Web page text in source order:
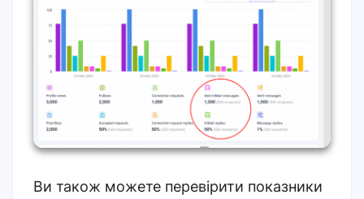
Ви також можете перевірити показники